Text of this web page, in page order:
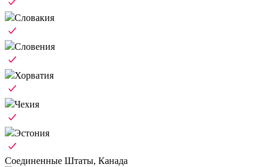
Словакия
Словения
Хорватия
Чехия
Эстония
Соединенные Штаты, Канада